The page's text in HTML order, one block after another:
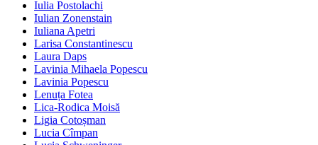
Iulia Postolachi
Iulian Zonenstain
Iuliana Apetri
Larisa Constantinescu
Laura Daps
Lavinia Mihaela Popescu
Lavinia Popescu
Lenuța Fotea
Lica-Rodica Moisă
Ligia Cotoșman
Lucia Cîmpan